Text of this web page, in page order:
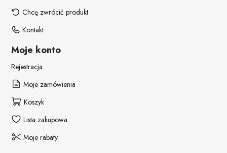
Chcę zwrócić produkt
Kontakt
Moje konto
Rejestracja
Moje zamówienia
Koszyk
Lista zakupowa
Moje rabaty